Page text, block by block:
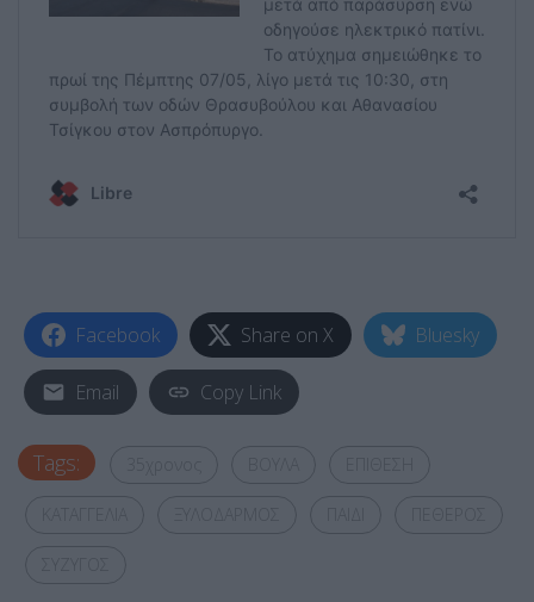
Facebook Share on X Bluesky
Email Copy Link
Tags: